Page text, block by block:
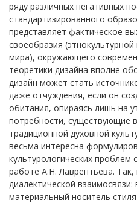
ряду различных негативных
стандартизированного
представляет фактическое
своеобразия
мира), окружающего
теоретики дизайна вполне
дизайн может стать
даже отчуждения, если он
обитания, опираясь лишь на
потребности, существующие
традиционной духовной
весьма интересна
культурологических проблем
работе А.Н. Лаврентьева.
диалектической
материальный носитель